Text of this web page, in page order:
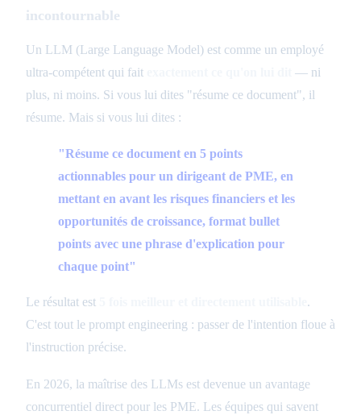
incontournable
Un LLM (Large Language Model) est comme un employé
ultra-compétent qui fait
— ni
plus, ni moins. Si vous lui dites "résume ce document", il
résume. Mais si vous lui dites :
"Résume ce document en 5 points
actionnables pour un dirigeant de PME, en
mettant en avant les risques financiers et les
opportunités de croissance, format bullet
points avec une phrase d'explication pour
chaque point"
Le résultat est
.
C'est tout le prompt engineering : passer de l'intention floue à
l'instruction précise.
En 2026, la maîtrise des LLMs est devenue un avantage
concurrentiel direct pour les PME. Les équipes qui savent